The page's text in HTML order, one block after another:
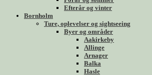
Efterår og vinter
Bornholm
Ture, oplevelser og sightseeing
Byer og områder
Aakirkeby
Allinge
Arnager
Balka
Hasle